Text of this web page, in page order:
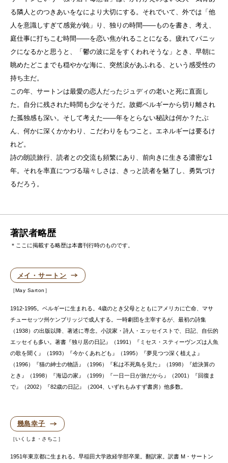
る隣人とのつきあいをなにより大切にする。それでいて、外では「他
人を意識しすぎて感覚が鈍」り、独りの時間——ものを書き、考え、
庭仕事に打ちこむ時間——を恋い焦がれることになる。疲れてパニッ
クになるかと思うと、「鬱の波に足をすくわれそうな」とき、早朝に
眺めたどこまでも穏やかな海に、突然涙があふれる、という感受性の
持ち主だ。
この年、サートンは最愛の恋人だったジュディの老いと死に直面し
た。自分に残された時間も少なそうだ。故郷ベルギーから切り離され
た孤独感も深い。そして考えた——年をとらない秘訣は何か？たぶ
ん、何かに深くかかわり、こだわりをもつこと。エネルギーは要るけ
れど。
詩の朗読旅行、読者との交流も頻繁にあり、前向きに生きる濃密な1
年。それを率直につづる瑞々しさは、きっと読者を魅了し、勇気づけ
るだろう。
著訳者略歴
＊ここに掲載する略歴は本書刊行時のものです。
メイ・サートン
May Sarton
1912-1995。ベルギーに生まれる。4歳のとき父母とともにアメリカに亡命、マサ
チューセッツ州ケンブリッジで成人する。一時劇団を主宰するが、最初の詩集
（1938）の出版以降、著述に専念。小説家・詩人・エッセイストで、日記、自伝的
エッセイも多い。著書『独り居の日記』（1991）『ミセス・スティーヴンズは人魚
の歌を聞く』（1993）『今かくあれども』（1995）『夢見つつ深く植えよ』
（1996）『猫の紳士の物語』（1996）『私は不死鳥を見た』（1998）『総決算の
とき』（1998）『海辺の家』（1999）『一日一日が旅だから』（2001）『回復ま
で』（2002）『82歳の日記』（2004、いずれもみすず書房）他多数。
幾島幸子
いくしま・さちこ
1951年東京都に生まれる。早稲田大学政経学部卒業。翻訳家。訳書 M・サートン